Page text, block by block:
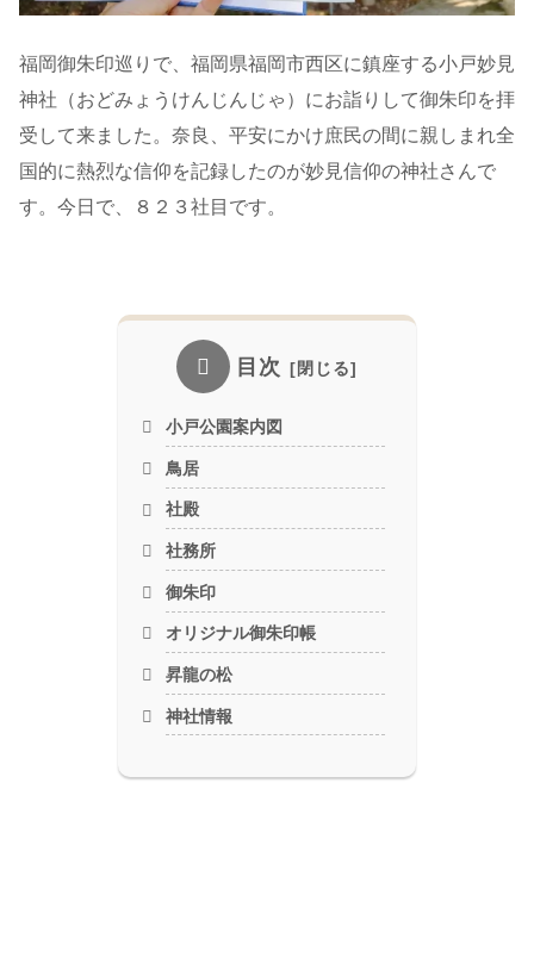
福岡御朱印巡りで、福岡県福岡市西区に鎮座する小戸妙見
神社（おどみょうけんじんじゃ）にお詣りして御朱印を拝
受して来ました。奈良、平安にかけ庶民の間に親しまれ全
国的に熱烈な信仰を記録したのが妙見信仰の神社さんで
す。今日で、８２３社目です。
目次
小戸公園案内図
鳥居
社殿
社務所
御朱印
オリジナル御朱印帳
昇龍の松
神社情報